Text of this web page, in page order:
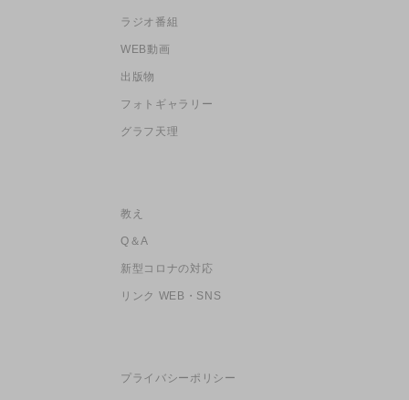
ラジオ番組
WEB動画
出版物
フォトギャラリー
グラフ天理
教え
Q＆A
新型コロナの対応
リンク WEB・SNS
プライバシーポリシー